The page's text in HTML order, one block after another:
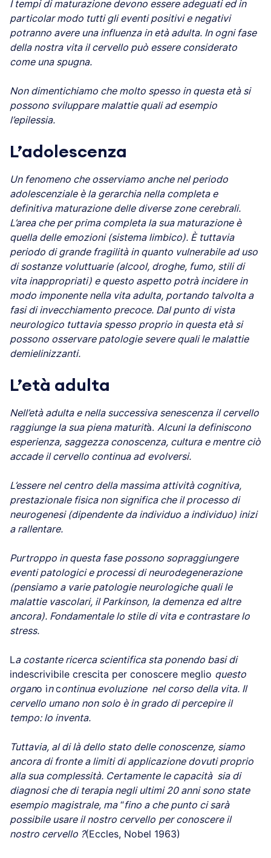
I tempi di maturazione devono essere adeguati ed in
particolar modo tutti gli eventi positivi e negativi
potranno avere una influenza in età adulta. In ogni fase
della nostra vita il cervello può essere considerato
come una spugna.
Non dimentichiamo che molto spesso in questa età si
possono sviluppare malattie quali ad esempio
l’epilessia.
L’adolescenza
Un fenomeno che osserviamo anche nel periodo
adolescenziale è la gerarchia nella completa e
definitiva maturazione delle diverse zone cerebrali.
L’area che per prima completa la sua maturazione è
quella delle emozioni (sistema limbico). È tuttavia
periodo di grande fragilità in quanto vulnerabile ad uso
di sostanze voluttuarie (alcool, droghe, fumo, stili di
vita inappropriati) e questo aspetto potrà incidere in
modo imponente nella vita adulta, portando talvolta a
fasi di invecchiamento precoce. Dal punto di vista
neurologico tuttavia spesso proprio in questa età si
possono osservare patologie severe quali le malattie
demielinizzanti.
L’età adulta
Nell’età adulta e nella successiva senescenza il cervello
raggiunge la sua piena maturità. Alcuni la definiscono
esperienza, saggezza conoscenza, cultura e mentre ciò
accade il cervello continua ad evolversi.
L’essere nel centro della massima attività cognitiva,
prestazionale fisica non significa che il processo di
neurogenesi (dipendente da individuo a individuo) inizi
a rallentare.
Purtroppo in questa fase possono sopraggiungere
eventi patologici e processi di neurodegenerazione
(pensiamo a varie patologie neurologiche quali le
malattie vascolari, il Parkinson, la demenza ed altre
ancora). Fondamentale lo stile di vita e contrastare lo
stress.
La costante ricerca scientifica sta ponendo basi di
indescrivibile crescita per conoscere meglio questo
organo incontinua evoluzione nel corso della vita. Il
cervello umano non solo è in grado di percepire il
tempo: lo inventa.
Tuttavia, al di là dello stato delle conoscenze, siamo
ancora di fronte a limiti di applicazione dovuti proprio
alla sua complessità. Certamente le capacità sia di
diagnosi che di terapia negli ultimi 20 anni sono state
esempio magistrale, ma“fino a che punto ci sarà
possibile usare il nostro cervello per conoscere il
nostro cervello ?(Eccles, Nobel 1963)